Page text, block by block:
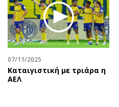
07/11/2025
Καταιγιστική με τριάρα η
ΑΕΛ